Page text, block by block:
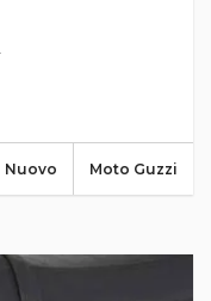
Moto Guzzi
Nuovo